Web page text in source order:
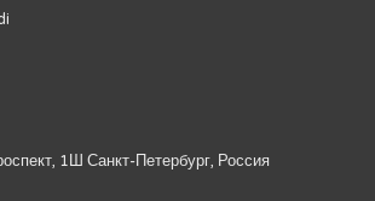
1Ш Санкт-Петербург, Россия